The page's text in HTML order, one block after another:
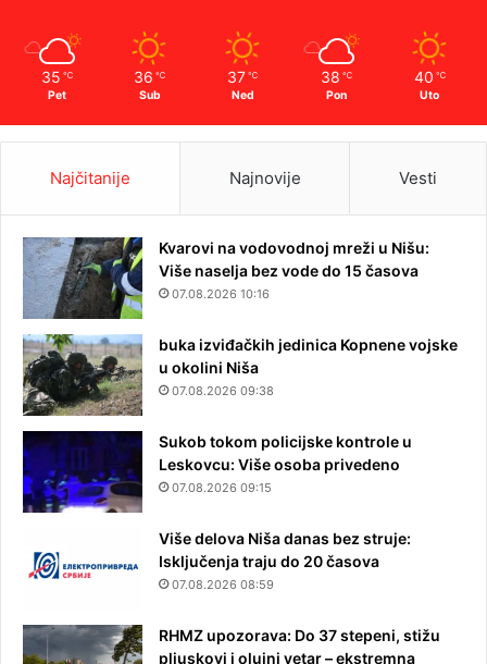
35 ℃
Pet
36 ℃
Sub
37 ℃
Ned
38 ℃
Pon
40 ℃
Uto
Najčitanije Najnovije Vesti
Kvarovi na vodovodnoj mreži u Nišu:
Više naselja bez vode do 15 časova
07.08.2026 10:16
buka izviđačkih jedinica Kopnene vojske
u okolini Niša
07.08.2026 09:38
Sukob tokom policijske kontrole u
Leskovcu: Više osoba privedeno
07.08.2026 09:15
Više delova Niša danas bez struje:
Isključenja traju do 20 časova
07.08.2026 08:59
RHMZ upozorava: Do 37 stepeni, stižu
pljuskovi i olujni vetar – ekstremna